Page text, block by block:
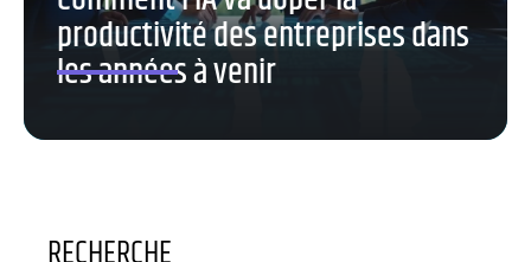
productivité des entreprises dans
les années à venir